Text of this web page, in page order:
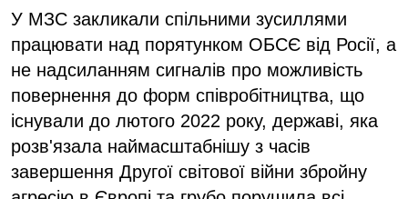
У МЗС закликали спільними зусиллями
працювати над порятунком ОБСЄ від Росії, а
не надсиланням сигналів про можливість
повернення до форм співробітництва, що
існували до лютого 2022 року, державі, яка
розв'язала наймасштабнішу з часів
завершення Другої світової війни збройну